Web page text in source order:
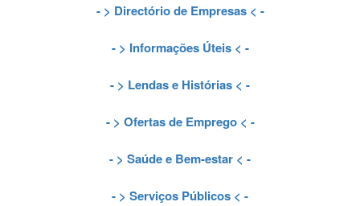
- > Directório de Empresas< -
- > Informações Úteis< -
- > Lendas e Histórias < -
- > Ofertas de Emprego< -
- > Saúde e Bem-estar < -
- > Serviços Públicos < -